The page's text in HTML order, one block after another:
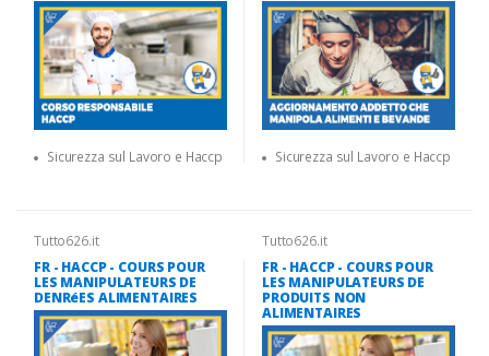
Sicurezza sul Lavoro e Haccp Sicurezza sul Lavoro e Haccp
Tutto626.it
FR - HACCP - COURS POUR
LES MANIPULATEURS DE
DENRéES ALIMENTAIRES
Tutto626.it
FR - HACCP - COURS POUR
LES MANIPULATEURS DE
PRODUITS NON
ALIMENTAIRES